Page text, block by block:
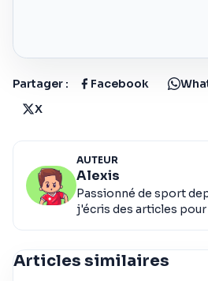
Partager : Facebook
X
AUTEUR
Alexis
Passionné de sport
j'écris des articles
Articles similaires